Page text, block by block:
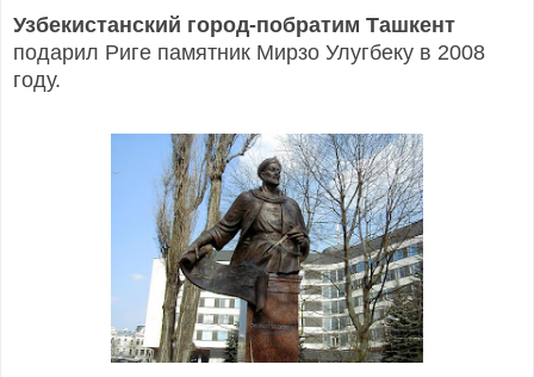
Узбекистанский город-побратим Ташкент
подарил Риге памятник Мирзо Улугбеку в 2008
году.